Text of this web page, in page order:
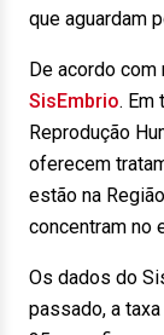
que aguardam
De acordo
SisEmbrio. Em
Reprodução
oferecem
estão na
concentram no
Os dados do
passado, a